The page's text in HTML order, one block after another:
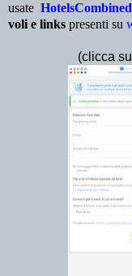
usate HotelsCombined
voli e links presenti su
(clicca